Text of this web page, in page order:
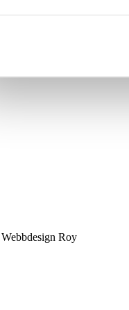
Roy